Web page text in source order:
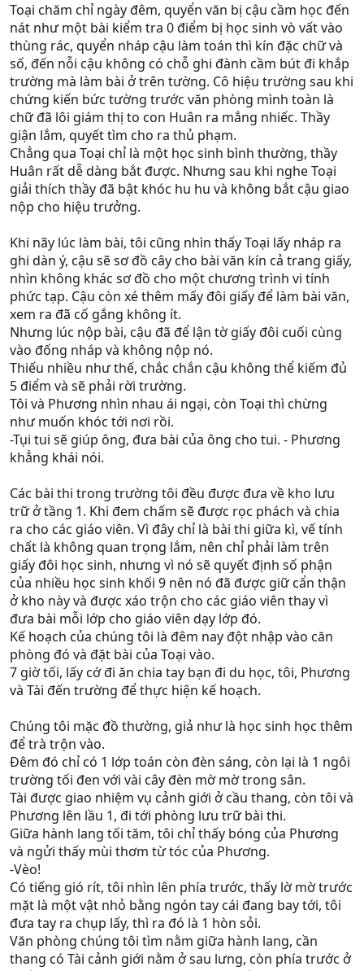
Toại chăm chỉ ngày đêm, quyển văn bị cậu cầm học đến
nát như một bài kiểm tra 0 điểm bị học sinh vò vất vào
thùng rác, quyển nháp cậu làm toán thì kín đặc chữ và
số, đến nỗi cậu không có chỗ ghi đành cầm bút đi khắp
trường mà làm bài ở trên tường. Cô hiệu trường sau khi
chứng kiến bức tường trước văn phòng mình toàn là
chữ đã lôi giám thị to con Huân ra mắng nhiếc. Thầy
giận lắm, quyết tìm cho ra thủ phạm.
Chẳng qua Toại chỉ là một học sinh bình thường, thầy
Huân rất dễ dàng bắt được. Nhưng sau khi nghe Toại
giải thích thầy đã bật khóc hu hu và không bắt cậu giao
nộp cho hiệu trưởng.
Khi nãy lúc làm bài, tôi cũng nhìn thấy Toại lấy nháp ra
ghi dàn ý, cậu sẽ sơ đồ cây cho bài văn kín cả trang giấy,
nhìn không khác sơ đồ cho một chương trình vi tính
phức tạp. Cậu còn xé thêm mấy đôi giấy để làm bài văn,
xem ra đã cố gắng không ít.
Nhưng lúc nộp bài, cậu đã để lận tờ giấy đôi cuối cùng
vào đống nháp và không nộp nó.
Thiếu nhiều như thế, chắc chắn cậu không thể kiếm đủ
5 điểm và sẽ phải rời trường.
Tôi và Phương nhìn nhau ái ngại, còn Toại thì chừng
như muốn khóc tới nơi rồi.
-Tụi tui sẽ giúp ông, đưa bài của ông cho tui. - Phương
khẳng khái nói.
Các bài thi trong trường tôi đều được đưa về kho lưu
trữ ở tầng 1. Khi đem chấm sẽ được rọc phách và chia
ra cho các giáo viên. Vì đây chỉ là bài thi giữa kì, vế tính
chất là không quan trọng lắm, nên chỉ phải làm trên
giấy đôi học sinh, nhưng vì nó sẽ quyết định số phận
của nhiều học sinh khối 9 nên nó đã được giữ cẩn thận
ở kho này và được xáo trộn cho các giáo viên thay vì
đưa bài mỗi lớp cho giáo viên dạy lớp đó.
Kế hoạch của chúng tôi là đêm nay đột nhập vào căn
phòng đó và đặt bài của Toại vào.
7 giờ tối, lấy cớ đi ăn chia tay bạn đi du học, tôi, Phương
và Tài đến trường để thực hiện kế hoạch.
Chúng tôi mặc đồ thường, giả như là học sinh học thêm
để trà trộn vào.
Đêm đó chỉ có 1 lớp toán còn đèn sáng, còn lại là 1 ngôi
trường tối đen với vài cây đèn mờ mờ trong sân.
Tài được giao nhiệm vụ cảnh giới ở cầu thang, còn tôi và
Phương lên lầu 1, đi tới phòng lưu trữ bài thi.
Giữa hành lang tối tăm, tôi chỉ thấy bóng của Phương
và ngửi thấy mùi thơm từ tóc của Phương.
-Vèo!
Có tiếng gió rít, tôi nhìn lên phía trước, thấy lờ mờ trước
mặt là một vật nhỏ bằng ngón tay cái đang bay tới, tôi
đưa tay ra chụp lấy, thì ra đó là 1 hòn sỏi.
Văn phòng chúng tôi tìm nằm giữa hành lang, cần
thang có Tài cảnh giới nằm ở sau lưng, còn phía trước ở